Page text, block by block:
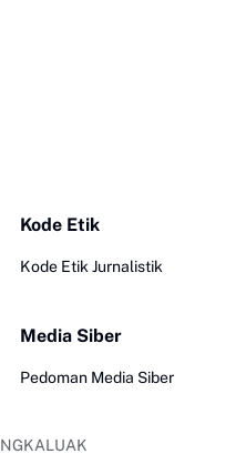
Kode Etik
Kode Etik Jurnalistik
Media Siber
Pedoman Media Siber